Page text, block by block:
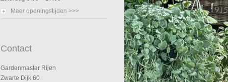
Meer openingstijden >>>
Contact
Gardenmaster Rijen
Zwarte Dijk 60